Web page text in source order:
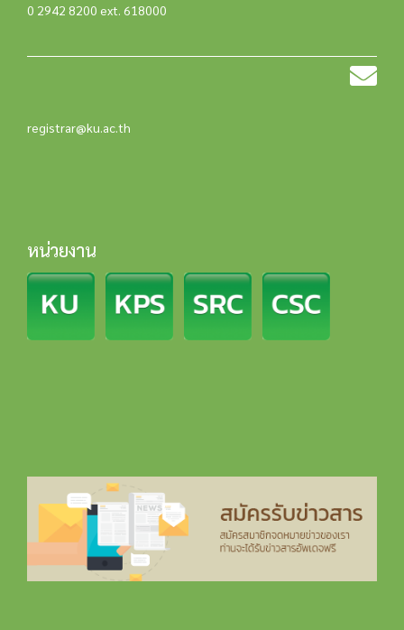
0 2942 8200 ext. 618000
registrar@ku.ac.th
หน่วยงาน